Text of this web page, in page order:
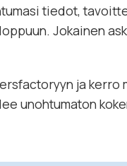
tiedot,
Jokainen
ja
unohtumaton